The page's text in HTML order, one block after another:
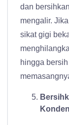
dan
mengalir.
sikat gigi
hingga